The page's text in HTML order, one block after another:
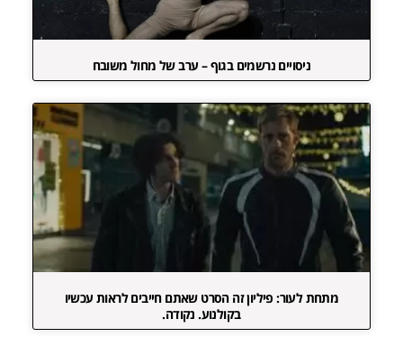
ניסויים נרשמים בגוף – ערב של מחול משובח
מתחת לעור: פיליון זה הסרט שאתם חייבים לראות עכשיו
בקולנוע. נקודה.